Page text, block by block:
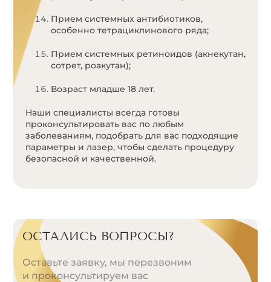
Прием системных антибиотиков,
особенно тетрациклинового ряда;
Прием системных ретиноидов (акнекутан,
сотрет, роакутан);
Возраст младше 18 лет.
Наши специалисты всегда готовы
проконсультировать вас по любым
заболеваниям, подобрать для вас подходящие
параметры и лазер, чтобы сделать процедуру
безопасной и качественной.
ОСТАЛИСЬ ВОПРОСЫ?
Оставьте заявку, мы перезвоним
и проконсультируем вас